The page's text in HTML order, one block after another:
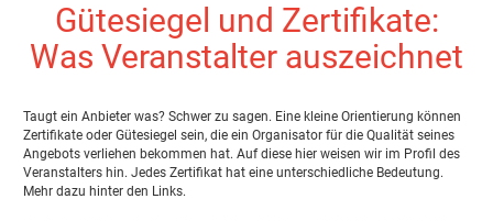
Gütesiegel und Zertifikate:
Was Veranstalter auszeichnet
Taugt ein Anbieter was? Schwer zu sagen. Eine kleine Orientierung können
Zertifikate oder Gütesiegel sein, die ein Organisator für die Qualität seines
Angebots verliehen bekommen hat. Auf diese hier weisen wir im Profil des
Veranstalters hin. Jedes Zertifikat hat eine unterschiedliche Bedeutung.
Mehr dazu hinter den Links.